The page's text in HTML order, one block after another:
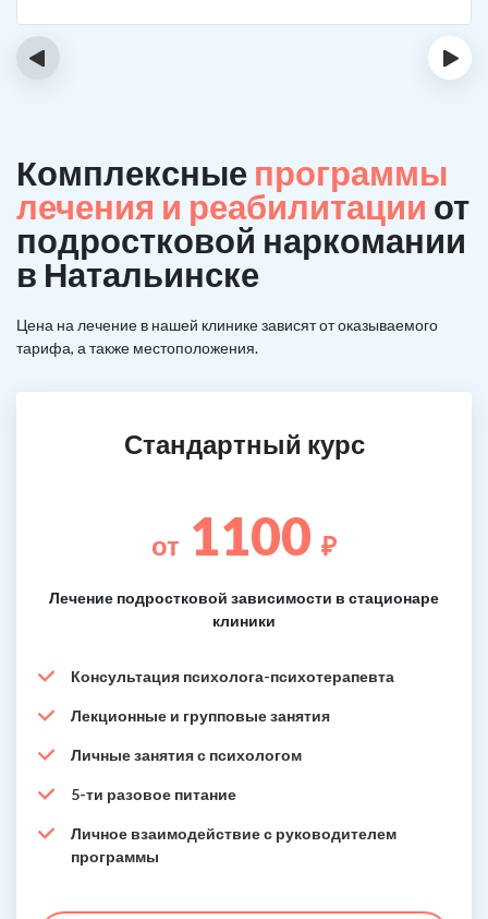
‹ ›
Комплексные программы
лечения и реабилитации от
подростковой наркомании
в Натальинске
Цена на лечение в нашей клинике зависят от оказываемого
тарифа, а также местоположения.
Стандартный курс
от 1100 ₽
Лечение подростковой зависимости в стационаре
клиники
Консультация психолога-психотерапевта
Лекционные и групповые занятия
Личные занятия с психологом
5-ти разовое питание
Личное взаимодействие с руководителем
программы